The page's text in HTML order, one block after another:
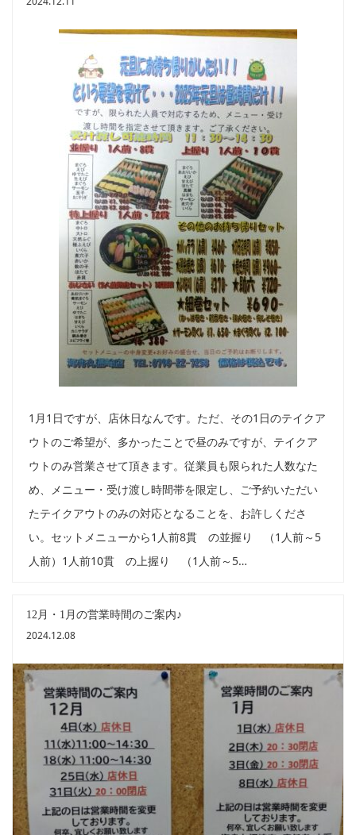
1月1日ですが、店休日なんです。ただ、その1日のテイクア
ウトのご希望が、多かったことで昼のみですが、テイクア
ウトのみ営業させて頂きます。従業員も限られた人数なた
め、メニュー・受け渡し時間帯を限定し、ご予約いただい
たテイクアウトのみの対応となることを、お許しくださ
い。セットメニューから1人前8貫 の並握り （1人前～5
人前）1人前10貫 の上握り （1人前～5…
12月・1月の営業時間のご案内♪
2024.12.08